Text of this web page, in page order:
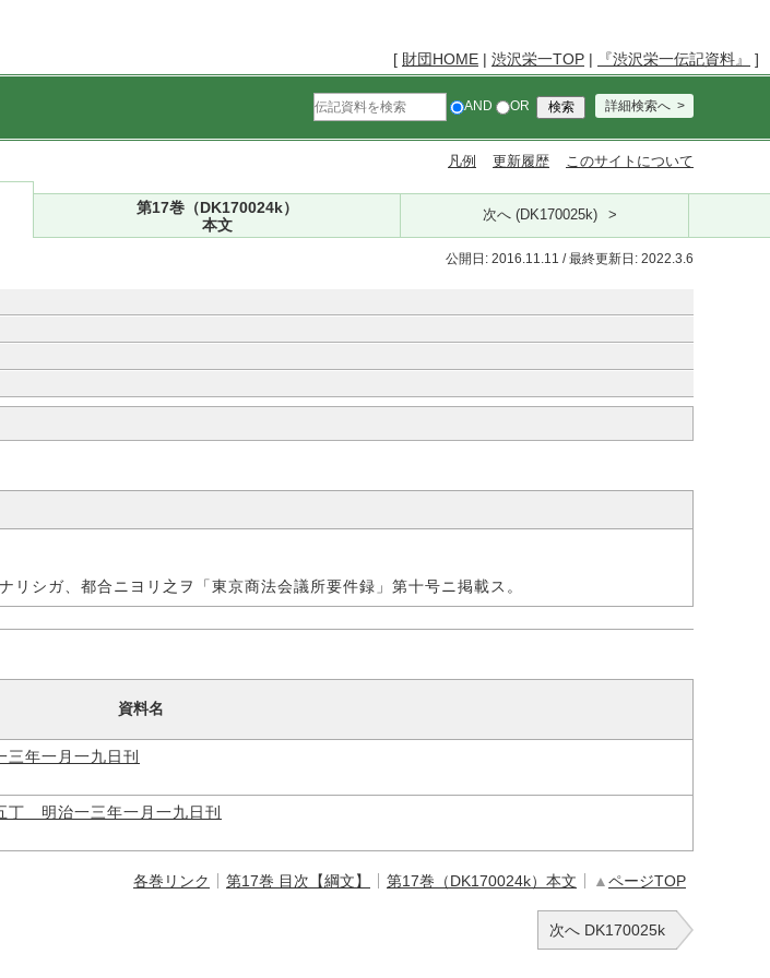
[ 財団HOME | 渋沢栄一TOP | 『渋沢栄一伝記資料』 ]
AND OR 詳細検索へ
凡例 更新履歴 このサイトについて
第17巻（DK170024k）
本文
次へ (DK170025k)
公開日: 2016.11.11 / 最終更新日: 2022.3.6
シガ、都合ニヨリ之ヲ「東京商法会議所要件録」第十号ニ掲載ス。
資料名
年一月一九日刊
明治一三年一月一九日刊
各巻リンク 第17巻 目次【綱文】 第17巻（DK170024k）本文 ▲ページTOP
次へ DK170025k